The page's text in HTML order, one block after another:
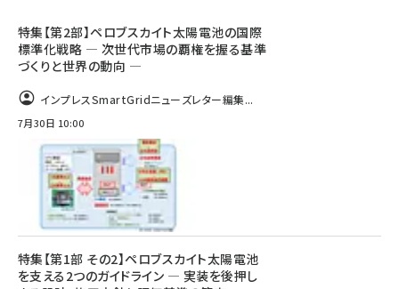
特集【第2部】ペロブスカイト太陽電池の国際
標準化戦略 ― 次世代市場の覇権を握る基準
づくりと世界の動向 ―
インプレスSmartGridニューズレター編集...
7月30日 10:00
特集【第1部 その2】ペロブスカイト太陽電池
を支える2つのガイドライン ― 実装を後押し